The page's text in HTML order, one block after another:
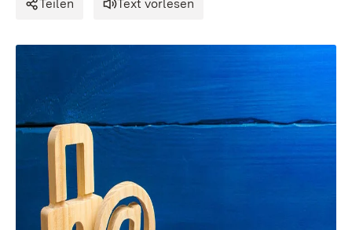
Teilen Text vorlesen